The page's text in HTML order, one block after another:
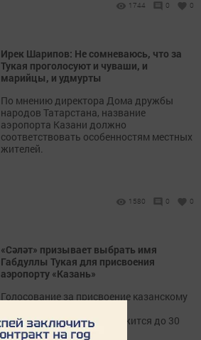
1744 0 0
Ирек Шарипов: Не сомневаюсь, что за
Тукая проголосуют и чуваши, и
марийцы, и удмурты
По мнению директора Дома дружбы
народов Татарстана, название
аэропорта Казани должно
соответствовать особенностям местных
жителей.
1580 0 0
«Сәләт» призывает выбрать имя
Габдуллы Тукая для присвоения
аэропорту «Казань»
Голосование за присвоение казанскому
соотечественника продолжится до 30
ноября.